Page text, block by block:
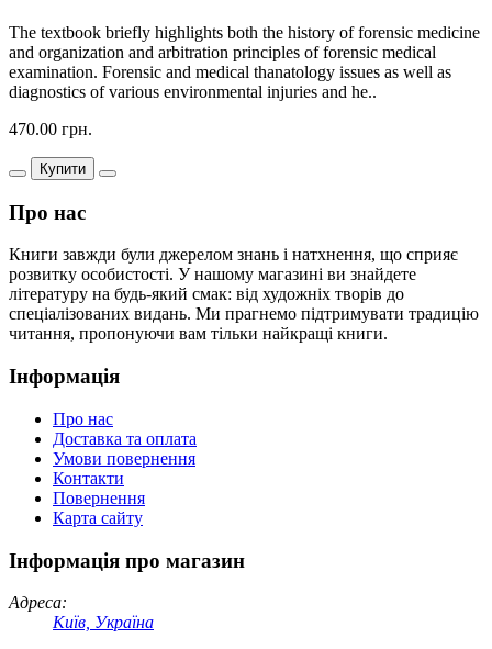
The textbook briefly highlights both the history of forensic medicine
and organization and arbitration principles of forensic medical
examination. Forensic and medical thanatology issues as well as
diagnostics of various environmental injuries and he..
470.00 грн.
Купити
Про нас
Книги завжди були джерелом знань і натхнення, що сприяє
розвитку особистості. У нашому магазині ви знайдете
літературу на будь-який смак: від художніх творів до
спеціалізованих видань. Ми прагнемо підтримувати традицію
читання, пропонуючи вам тільки найкращі книги.
Інформація
Про нас
Доставка та оплата
Умови повернення
Контакти
Повернення
Карта сайту
Інформація про магазин
Адреса:
Київ, Україна